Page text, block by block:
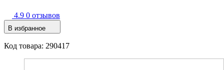
4.9 0 отзывов
В избранное
Код товара: 290417